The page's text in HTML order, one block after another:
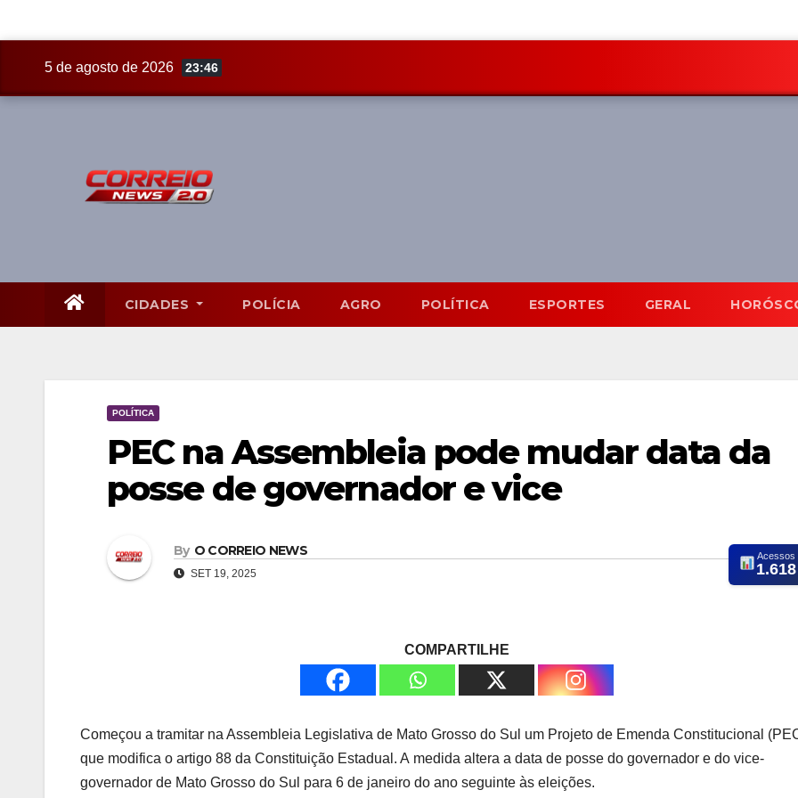
5 de agosto de 2026 23:46
CIDADES POLÍCIA AGRO POLÍTICA ESPORTES GERAL
POLÍTICA
PEC na Assembleia pode mudar data da
posse de governador e vice
By O CORREIO NEWS
SET 19, 2025
Acessos
1.618
COMPARTILHE
Começou a tramitar na Assembleia Legislativa de Mato Grosso do Sul um Projeto de Emenda Constitucional
que modifica o artigo 88 da Constituição Estadual. A medida altera a data de posse do governador e do vice-
governador de Mato Grosso do Sul para 6 de janeiro do ano seguinte às eleições.